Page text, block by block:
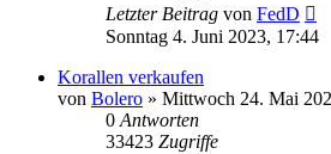
Letzter Beitrag von FedD
Sonntag 4. Juni 2023, 17:44
Korallen verkaufen
von Bolero » Mittwoch 24. Mai
0 Antworten
33423 Zugriffe